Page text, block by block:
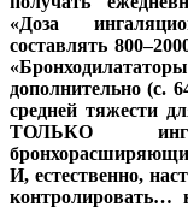
«Доза
составлять
дополнительно (с.
средней тяжести
ТОЛЬКО
И, естественно,
контролировать…